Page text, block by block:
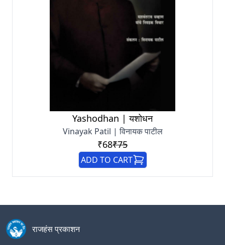
Yashodhan | यशोधन
Vinayak Patil | विनायक पाटील
₹68₹75
ADD TO CART
राजहंस प्रकाशन